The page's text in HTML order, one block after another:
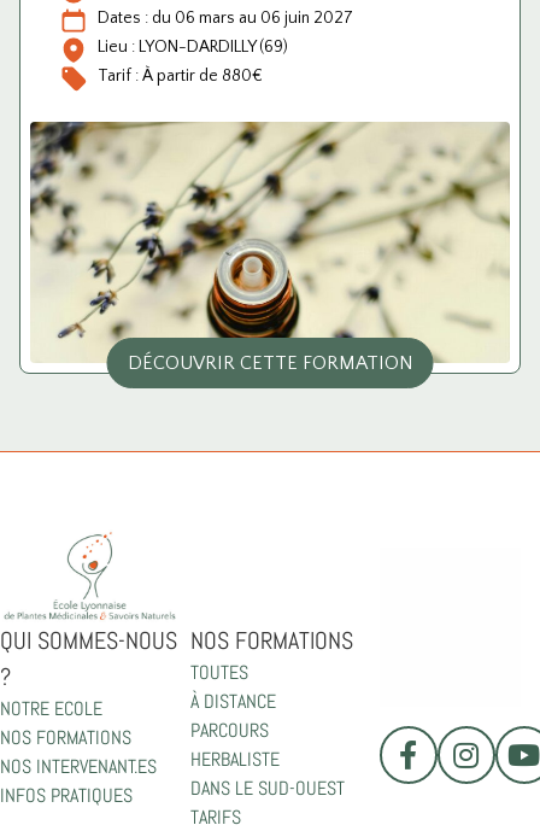
Dates : du 06 mars au 06 juin 2027
Lieu : LYON-DARDILLY (69)
Tarif : À partir de 880€
DÉCOUVRIR CETTE FORMATION
QUI SOMMES-NOUS
?
NOTRE ECOLE
NOS FORMATIONS
NOS INTERVENANT.ES
INFOS PRATIQUES
NOS FORMATIONS
TOUTES
À DISTANCE
PARCOURS
HERBALISTE
DANS LE SUD-OUEST
TARIFS